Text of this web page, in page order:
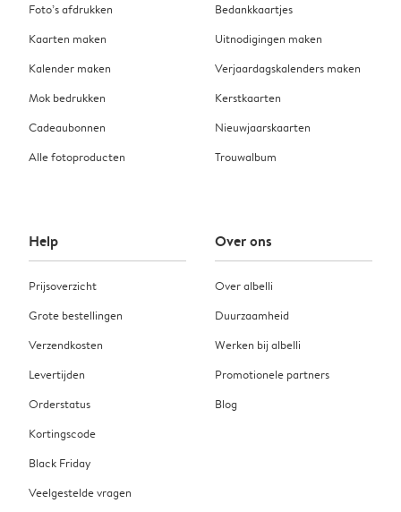
Foto’s afdrukken
Kaarten maken
Kalender maken
Mok bedrukken
Cadeaubonnen
Alle fotoproducten
Bedankkaartjes
Uitnodigingen maken
Verjaardagskalenders maken
Kerstkaarten
Nieuwjaarskaarten
Trouwalbum
Help
Prijsoverzicht
Grote bestellingen
Verzendkosten
Levertijden
Orderstatus
Kortingscode
Black Friday
Veelgestelde vragen
Over ons
Over albelli
Duurzaamheid
Werken bij albelli
Promotionele partners
Blog